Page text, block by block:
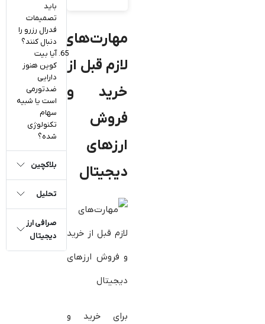
مهارت‌های
لازم قبل از
خرید و
فروش
ارزهای
دیجیتال
برای خرید و
باید
تصمیمات
فدرال رزرو را
دنبال کنند؟
آیا بیت‌
کوین هنوز
دارایی
ضدتورمی
است یا شبیه
سهام
تکنولوژی
شده؟
بلاکچین
تحلیل
صرافی ارز
دیجیتال